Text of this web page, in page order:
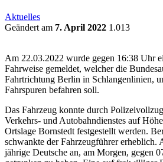
Aktuelles
Geändert am 7. April 2022 1.013
Am 22.03.2022 wurde gegen 16:38 Uhr
Fahrweise gemeldet, welcher die
Fahrtrichtung Berlin in Schlangenlinien,
Fahrspuren befahren soll.
Das Fahrzeug konnte durch
Verkehrs- und Autobahndienstes auf
Ortslage Bornstedt festgestellt werden.
schwankte der Fahrzeugführer erheblich.
jährige Deutsche an, am Morgen, gegen